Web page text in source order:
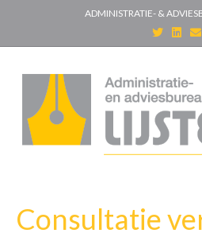
ADMINISTRATIE- &
T
w
i
e
r
n
d
i
n
E
m
a
Consultatie